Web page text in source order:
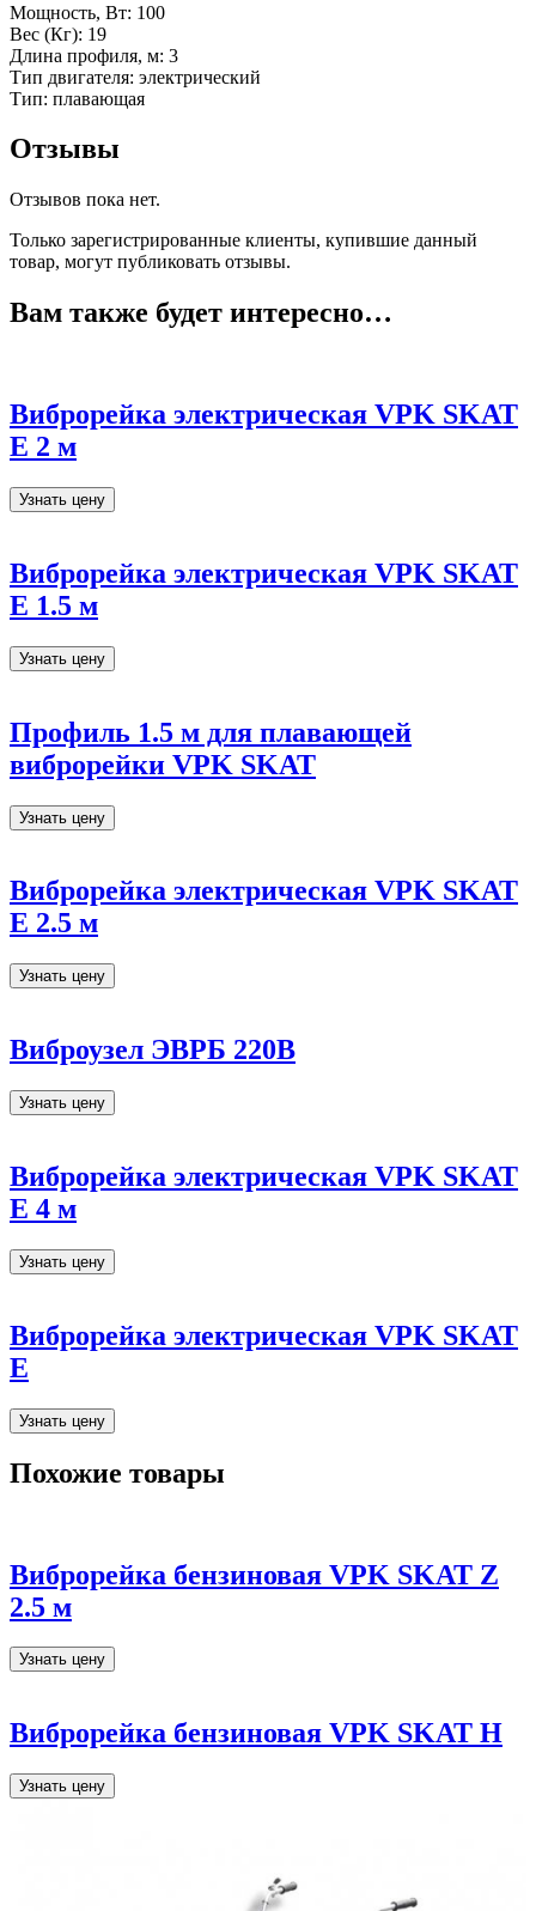
Мощность, Вт: 100
Вес (Кг): 19
Длина профиля, м: 3
Тип двигателя: электрический
Тип: плавающая
Отзывы
Отзывов пока нет.
Только зарегистрированные клиенты, купившие данный
товар, могут публиковать отзывы.
Вам также будет интересно…
Виброрейка электрическая VPK SKAT
E 2 м
Узнать цену
Виброрейка электрическая VPK SKAT
E 1.5 м
Узнать цену
Профиль 1.5 м для плавающей
виброрейки VPK SKAT
Узнать цену
Виброрейка электрическая VPK SKAT
E 2.5 м
Узнать цену
Виброузел ЭВРБ 220В
Узнать цену
Виброрейка электрическая VPK SKAT
E 4 м
Узнать цену
Виброрейка электрическая VPK SKAT
E
Узнать цену
Похожие товары
Виброрейка бензиновая VPK SKAT Z
2.5 м
Узнать цену
Виброрейка бензиновая VPK SKAT H
Узнать цену